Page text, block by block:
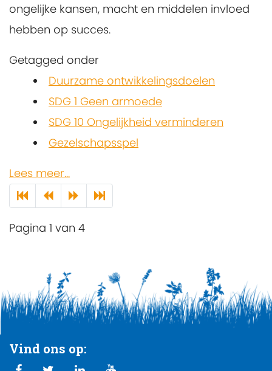
ongelijke kansen, macht en middelen invloed
hebben op succes.
Getagged onder
Duurzame ontwikkelingsdoelen
SDG 1 Geen armoede
SDG 10 Ongelijkheid verminderen
Gezelschapsspel
Lees meer...
Pagina 1 van 4
Vind ons op: